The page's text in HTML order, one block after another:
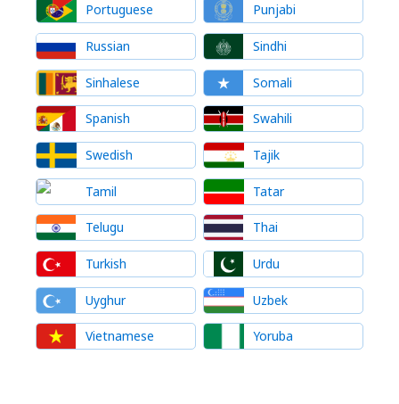
Portuguese Punjabi
Russian Sindhi
Sinhalese Somali
Spanish Swahili
Swedish Tajik
Tamil Tatar
Telugu Thai
Turkish Urdu
Uyghur Uzbek
Vietnamese Yoruba